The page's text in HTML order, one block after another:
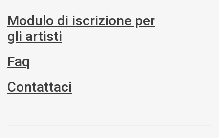
Modulo di iscrizione per
gli artisti
Faq
Contattaci